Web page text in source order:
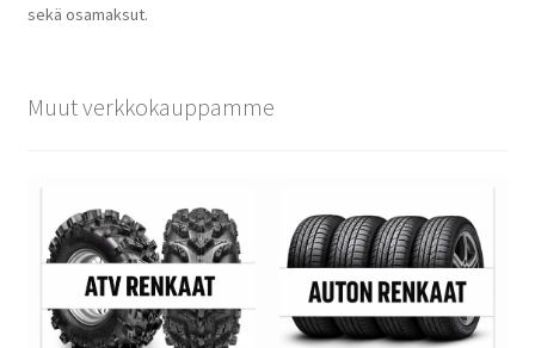
sekä osamaksut.
Muut verkkokauppamme